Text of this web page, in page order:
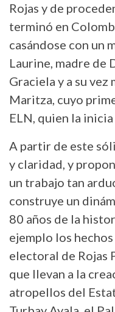
Rojas y de
terminó en
casándose con un
Laurine, madre de
Graciela y a su
Maritza, cuyo
ELN, quien la
A partir de este
y claridad, y
un trabajo tan
construye un
80 años de la
ejemplo los
electoral de Rojas
que llevan a la
atropellos del